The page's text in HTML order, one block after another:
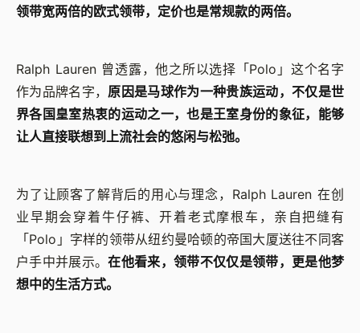
领带宽两倍的欧式领带，定价也是常规款的两倍。
Ralph Lauren 曾透露，他之所以选择「Polo」这个名字
作为品牌名字， 原因是马球作为一种贵族运动，不仅是世
界各国皇室热衷的运动之一，也是王室身份的象征，能够
让人直接联想到上流社会的悠闲与松弛。
为了让顾客了解背后的用心与理念，Ralph Lauren 在创
业早期会穿着牛仔裤、开着老式摩根车，亲自把缝有
「Polo」字样的领带从纽约曼哈顿的帝国大厦送往不同客
户手中并展示。在他看来，领带不仅仅是领带，更是他梦
想中的生活方式。